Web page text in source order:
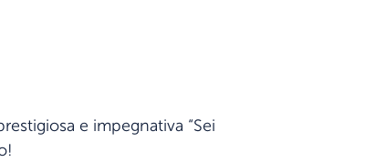
e impegnativa “Sei